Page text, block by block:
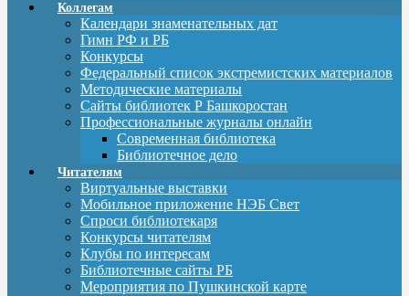
Коллегам
Календари знаменательных дат
Гимн РФ и РБ
Конкурсы
Федеральный список экстремистских материалов
Методические материалы
Сайты библиотек Р Башкоростан
Профессиональные журналы онлайн
Современная библиотека
Библиотечное дело
Читателям
Виртуальные выставки
Мобильное приложение НЭБ Свет
Спроси библиотекаря
Конкурсы читателям
Клубы по интересам
Библиотечные сайты РБ
Мероприятия по Пушкинской карте